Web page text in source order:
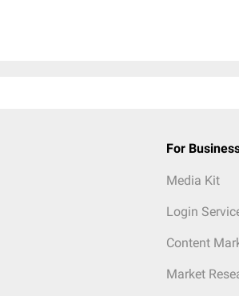
For
Media Kit
Login
Content
Market